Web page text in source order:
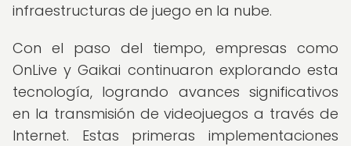
infraestructuras de juego en la nube.
Con el paso del tiempo, empresas como
OnLive y Gaikai continuaron explorando esta
tecnología, logrando avances significativos
en la transmisión de videojuegos a través de
Internet. Estas primeras implementaciones